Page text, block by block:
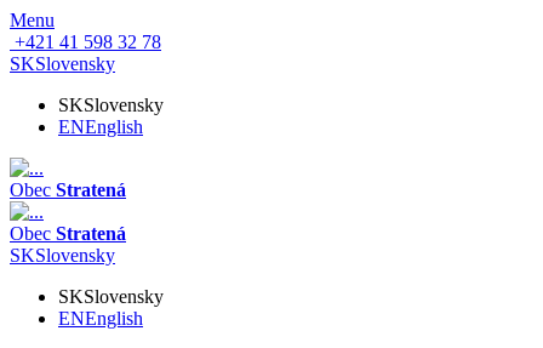
Menu
+421 41 598 32 78
SKSlovensky
SKSlovensky
ENEnglish
Obec Stratená
Obec Stratená
SKSlovensky
SKSlovensky
ENEnglish